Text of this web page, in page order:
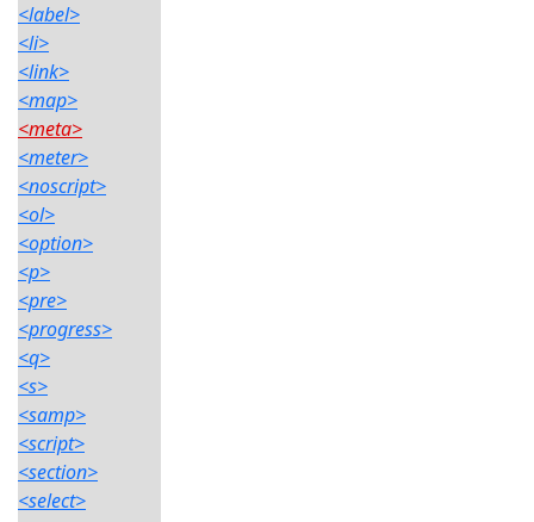
<label>
<li>
<link>
<map>
<meta>
<meter>
<noscript>
<ol>
<option>
<p>
<pre>
<progress>
<q>
<s>
<samp>
<script>
<section>
<select>